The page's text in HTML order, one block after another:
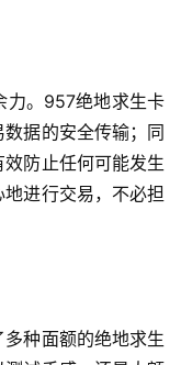
力。957绝地求生卡
据的安全传输；同
防止任何可能发生
进行交易，不必担
种面额的绝地求生